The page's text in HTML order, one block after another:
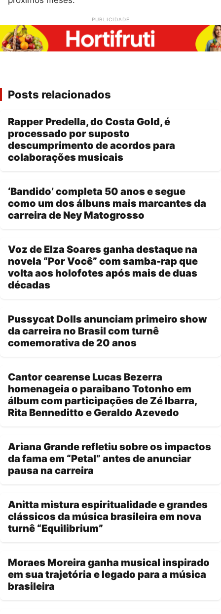
PUBLICIDADE
Posts relacionados
Rapper Predella, do Costa Gold, é
processado por suposto
descumprimento de acordos para
colaborações musicais
‘Bandido’ completa 50 anos e segue
como um dos álbuns mais marcantes da
carreira de Ney Matogrosso
Voz de Elza Soares ganha destaque na
novela “Por Você” com samba-rap que
volta aos holofotes após mais de duas
décadas
Pussycat Dolls anunciam primeiro show
da carreira no Brasil com turnê
comemorativa de 20 anos
Cantor cearense Lucas Bezerra
homenageia o paraibano Totonho em
álbum com participações de Zé Ibarra,
Rita Benneditto e Geraldo Azevedo
Ariana Grande refletiu sobre os impactos
da fama em “Petal” antes de anunciar
pausa na carreira
Anitta mistura espiritualidade e grandes
clássicos da música brasileira em nova
turnê “Equilibrium”
Moraes Moreira ganha musical inspirado
em sua trajetória e legado para a música
brasileira